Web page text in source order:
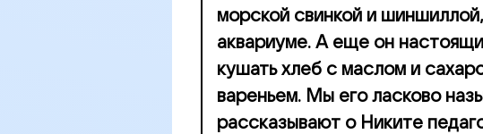
морской свинкой и
аквариуме. А еще он
кушать хлеб с маслом и
вареньем. Мы его ласково
рассказывают о Никите